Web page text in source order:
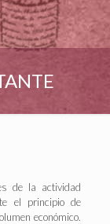
de la actividad
el principio de
económico.